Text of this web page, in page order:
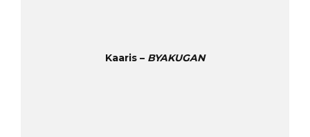
Kaaris – BYAKUGAN